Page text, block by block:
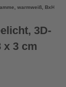
warmweiß, BxH:
3D-
x 3 cm